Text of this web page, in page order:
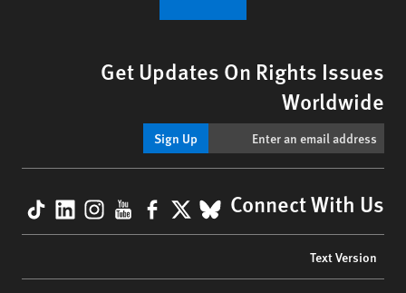
Get Updates On Rights Issues
Worldwide
Sign Up
Connect With Us
BlueSky
X
Facebook
YouTube
menu
Text Version